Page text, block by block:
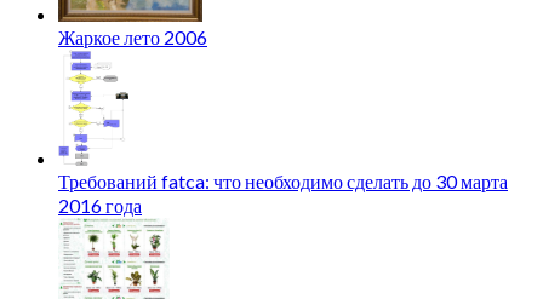
Жаркое лето 2006
Требований fatca: что необходимо сделать до 30 марта
2016 года